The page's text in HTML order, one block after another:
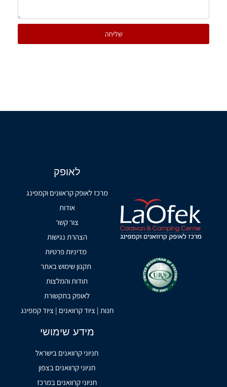
שליחה
לאופק
מרכז לאופק קראוונים וקמפינג
אודות
צור קשר
הצהרת נגישות
מדיניות פרטיות
תקנון שימוש באתר
תודות והמלצות
לאופק בתקשורת
חנות | ציוד קרוואנים | ציוד קמפינג
מידע שימושי
חניוני קרוואנים בישראל
חניוני קרוואנים בצפון
חניוני קרוואנים במרכז